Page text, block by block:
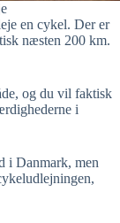
en cykel. Der er
næsten 200 km.
og du vil faktisk
i
i Danmark, men